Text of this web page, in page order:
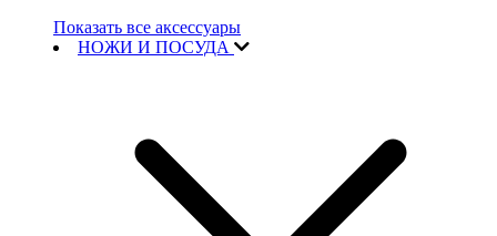
Показать все аксессуары
НОЖИ И ПОСУДА